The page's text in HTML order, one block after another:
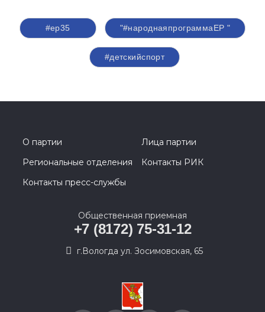
#ер35 "#народнаяпрограммаЕР "
#детскийспорт
О партии
Лица партии
Региональные отделения
Контакты РИК
Контакты пресс-службы
Общественная приемная
+7 (8172) 75-31-12
г.Вологда ул. Зосимовская, 65